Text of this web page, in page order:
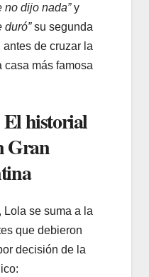
no dijo nada”y
duró”su segunda
de cruzar la
casa más famosa
historial
Gran
se suma a la
que debieron
decisión de la